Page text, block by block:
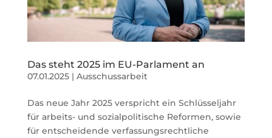
Das steht 2025 im EU-Parlament an
07.01.2025| Ausschussarbeit
Das neue Jahr 2025 verspricht ein Schlüsseljahr
für arbeits- und sozialpolitische Reformen, sowie
für entscheidende verfassungsrechtliche